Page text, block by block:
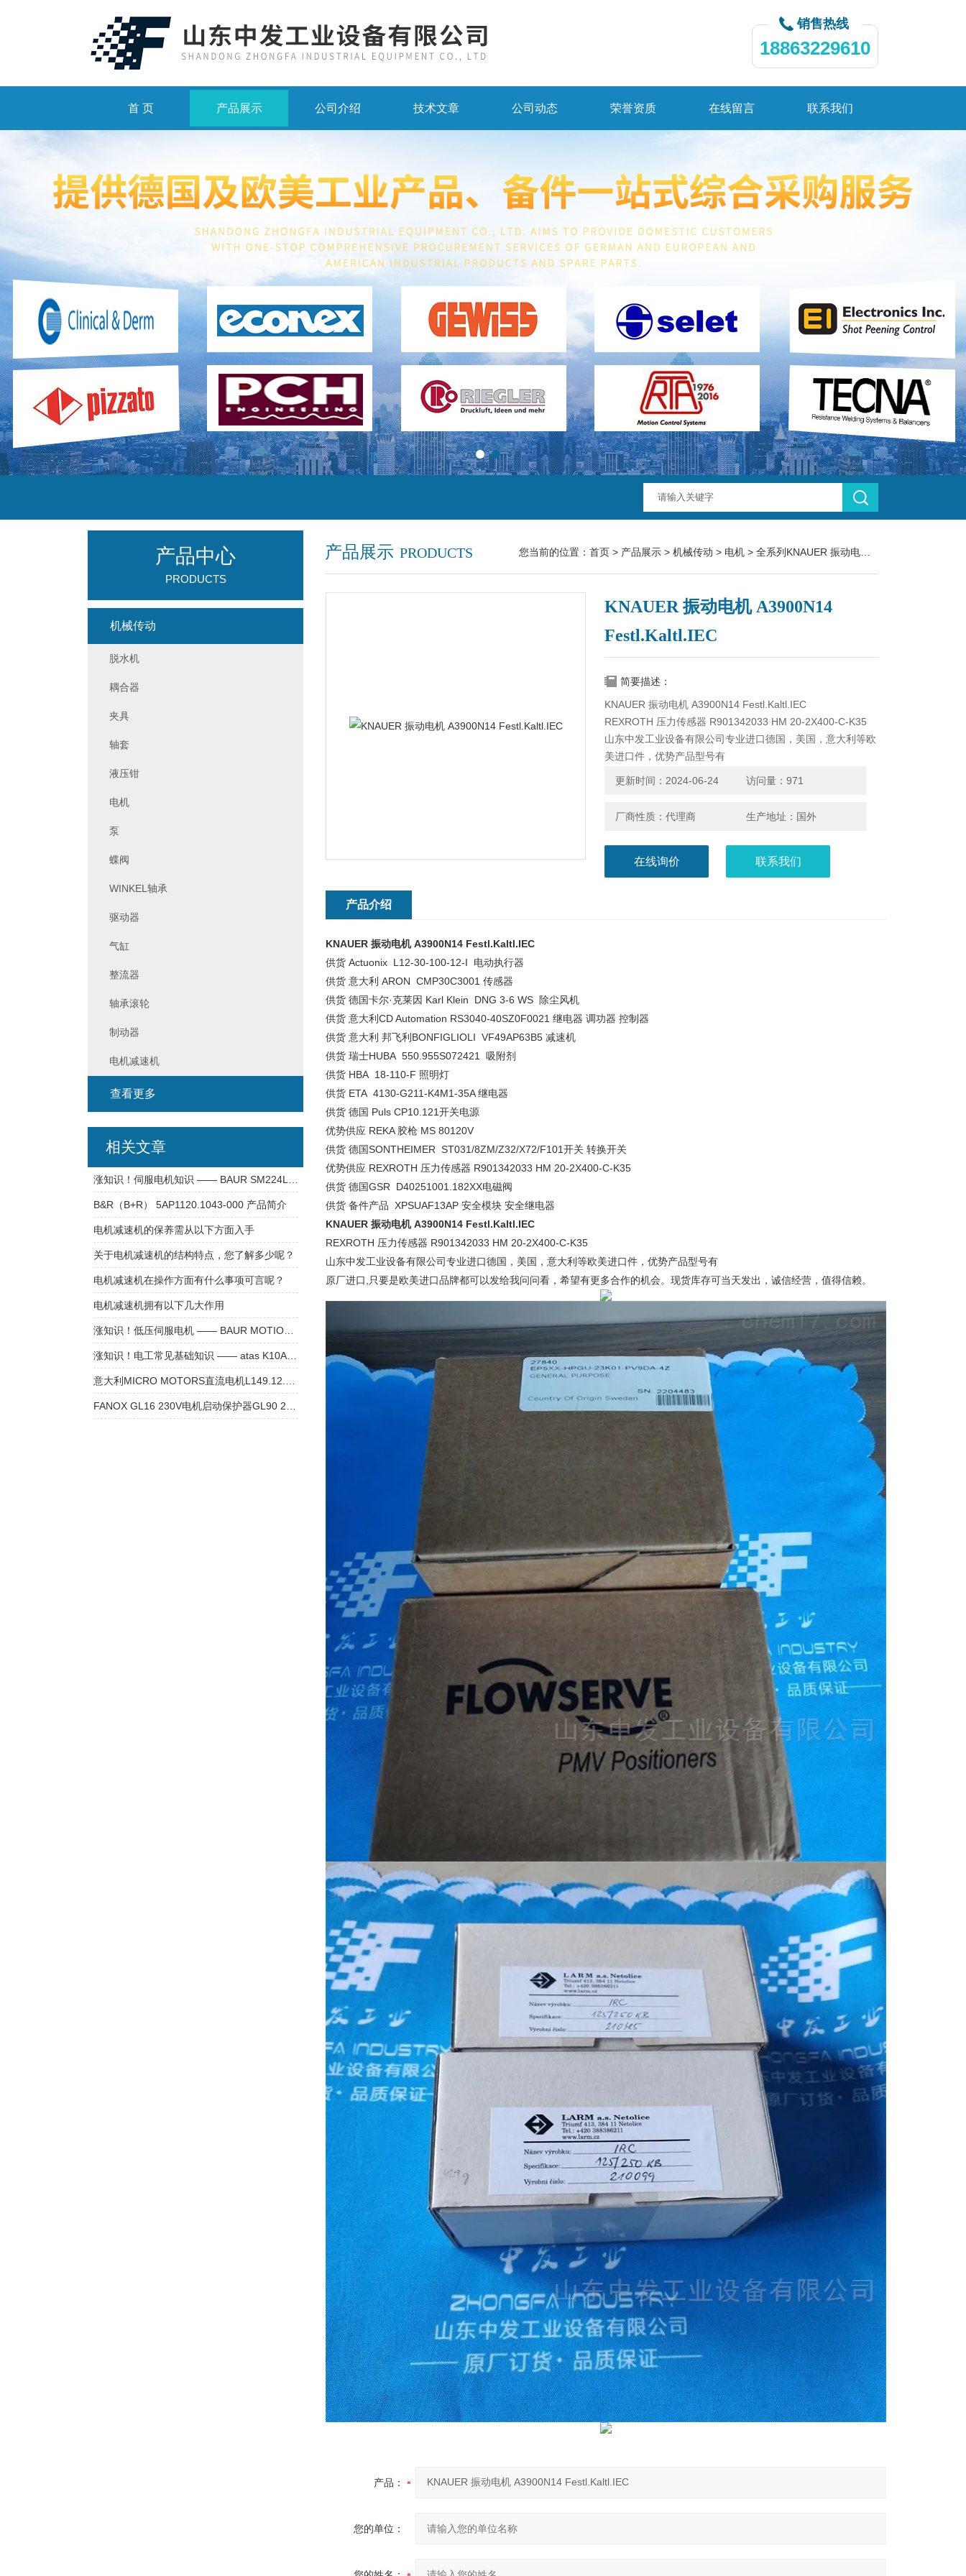
销售热线
18863229610
首 页 产品展示 公司介绍 技术文章 公司动态 荣誉资质 在线留言 联系我们
产品展示 PRODUCTS 您当前的位置： 首页 > 产品展示 > 机械传动 > 电机 > 全系列KNAUER 振动电机 A3900N14 Festl.Kaltl.IEC
KNAUER 振动电机 A3900N14
Festl.Kaltl.IEC
简要描述：
KNAUER 振动电机 A3900N14 Festl.Kaltl.IEC
REXROTH 压力传感器 R901342033 HM 20-2X400-C-K35
山东中发工业设备有限公司专业进口德国，美国，意大利等欧
美进口件，优势产品型号有
原厂进口,只要是欧美进口品牌都可以发给我问问看，希望有更
更新时间：2024-06-24 访问量：971
厂商性质：代理商 生产地址：国外
在线询价 联系我们
产品介绍
KNAUER 振动电机 A3900N14 Festl.Kaltl.IEC
供货 Actuonix L12-30-100-12-I 电动执行器
供货 意大利 ARON CMP30C3001 传感器
供货 德国卡尔·克莱因 Karl Klein DNG 3-6 WS 除尘风机
供货 意大利CD Automation RS3040-40SZ0F0021 继电器 调功器 控制器
供货 意大利 邦飞利BONFIGLIOLI VF49AP63B5 减速机
供货 瑞士HUBA 550.955S072421 吸附剂
供货 HBA 18-110-F 照明灯
供货 ETA 4130-G211-K4M1-35A 继电器
供货 德国 Puls CP10.121开关电源
优势供应 REKA 胶枪 MS 80120V
供货 德国SONTHEIMER ST031/8ZM/Z32/X72/F101开关 转换开关
优势供应 REXROTH 压力传感器 R901342033 HM 20-2X400-C-K35
供货 德国GSR D40251001.182XX电磁阀
供货 备件产品 XPSUAF13AP 安全模块 安全继电器
KNAUER 振动电机 A3900N14 Festl.Kaltl.IEC
REXROTH 压力传感器 R901342033 HM 20-2X400-C-K35
山东中发工业设备有限公司专业进口德国，美国，意大利等欧美进口件，优势产品型号有
原厂进口,只要是欧美进口品牌都可以发给我问问看，希望有更多合作的机会。现货库存可当天发出，诚信经营，值得信赖。
产品：
您的单位：
产品中心
PRODUCTS
机械传动
脱水机
耦合器
夹具
轴套
液压钳
电机
泵
蝶阀
WINKEL轴承
驱动器
气缸
整流器
轴承滚轮
制动器
电机减速机
查看更多
相关文章
B&R（B+R） 5AP1120.1043-000 产品简介
电机减速机的保养需从以下方面入手
关于电机减速机的结构特点，您了解多少呢？
电机减速机在操作方面有什么事项可言呢？
电机减速机拥有以下几大作用
涨知识！低压伺服电机 —— BAUR MOTION CONTROL SM224L 步进电机
涨知识！电工常见基础知识 —— atas K10A6-00 测速电机